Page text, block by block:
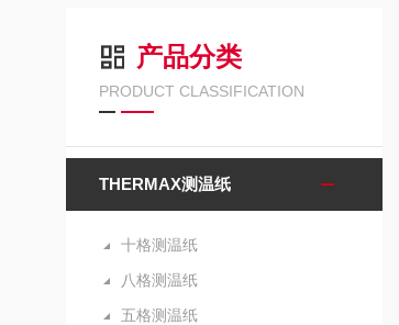
产品分类
PRODUCT CLASSIFICATION
THERMAX测温纸
十格测温纸
八格测温纸
五格测温纸